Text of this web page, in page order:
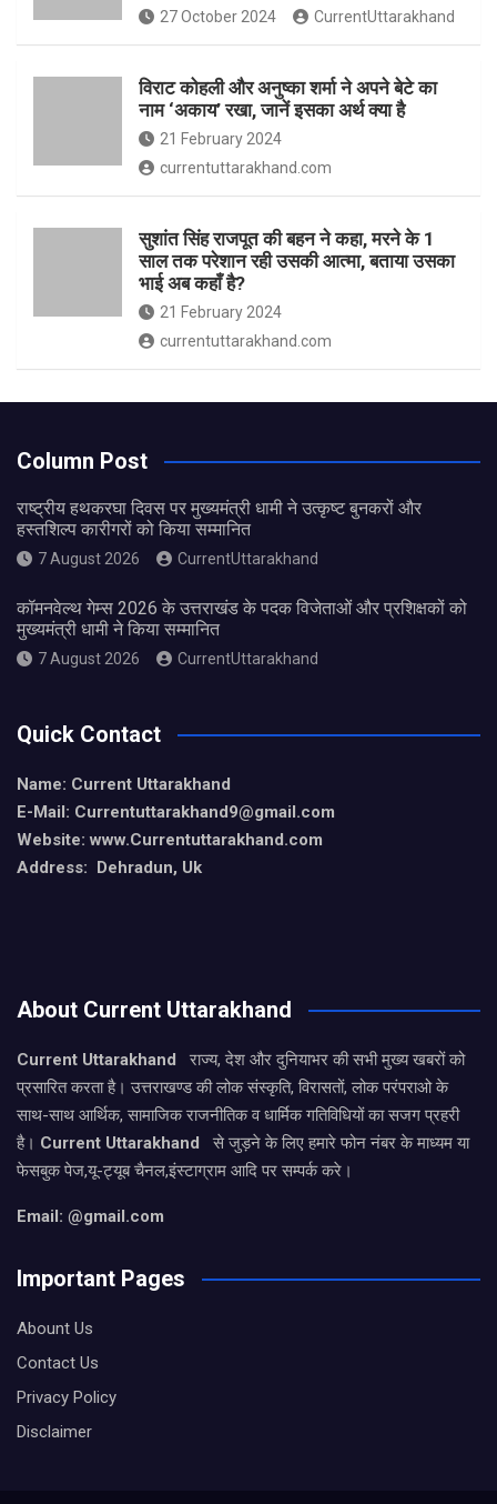
27 October 2024 CurrentUttarakhand
विराट कोहली और अनुष्का शर्मा ने अपने बेटे का
नाम ‘अकाय’ रखा, जानें इसका अर्थ क्‍या है
21 February 2024
currentuttarakhand.com
सुशांत सिंह राजपूत की बहन ने कहा, मरने के 1
साल तक परेशान रही उसकी आत्मा, बताया उसका
भाई अब कहाँ है?
21 February 2024
currentuttarakhand.com
Column Post
राष्ट्रीय हथकरघा दिवस पर मुख्यमंत्री धामी ने उत्कृष्ट बुनकरों और
हस्तशिल्प कारीगरों को किया सम्मानित
7 August 2026 CurrentUttarakhand
कॉमनवेल्थ गेम्स 2026 के उत्तराखंड के पदक विजेताओं और प्रशिक्षकों को
मुख्यमंत्री धामी ने किया सम्मानित
7 August 2026 CurrentUttarakhand
Quick Contact
Name: Current Uttarakhand
E-Mail: Currentuttarakhand9@gmail.com
Website: www.Currentuttarakhand.com
Address: Dehradun, Uk
About Current Uttarakhand
Current Uttarakhand
राज्य, देश और दुनियाभर की सभी मुख्य खबरों को
प्रसारित करता है। उत्तराखण्ड की लोक संस्कृति, विरासतों, लोक परंपराओ के
साथ-साथ आर्थिक, सामाजिक राजनीतिक व धार्मिक गतिविधियों का सजग प्रहरी
है। Current Uttarakhand
से जुड़ने के लिए हमारे फोन नंबर के माध्यम या
फेसबुक पेज,यू-ट्यूब चैनल,इंस्टाग्राम आदि पर सम्पर्क करे।
Email: @gmail.com
Important Pages
Abount Us
Contact Us
Privacy Policy
Disclaimer